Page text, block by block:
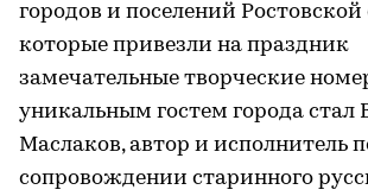
городов и поселений Ростовской
которые привезли на праздник
замечательные творческие
уникальным гостем города стал
Маслаков, автор и исполнитель
сопровождении старинного